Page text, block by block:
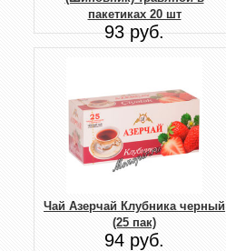
пакетиках 20 шт
93 руб.
Чай Азерчай Клубника черный
(25 пак)
94 руб.